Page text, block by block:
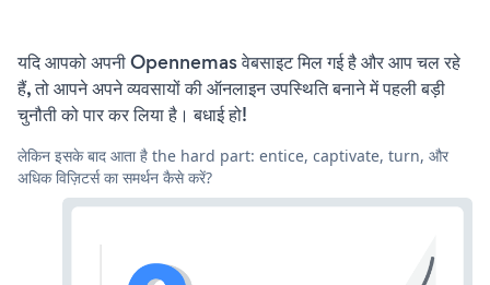
यदि आपको अपनी Opennemas वेबसाइट मिल गई है और आप चल रहे
हैं, तो आपने अपने व्यवसायों की ऑनलाइन उपस्थिति बनाने में पहली बड़ी
चुनौती को पार कर लिया है। बधाई हो!
लेकिन इसके बाद आता है the hard part: entice, captivate, turn, और
अधिक विज़िटर्स का समर्थन कैसे करें?